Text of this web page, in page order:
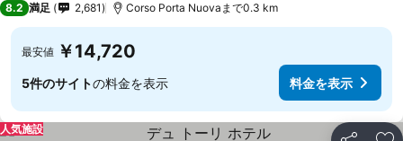
8.2 満足 2,681 Corso Porta Nuovaまで0.3 km
最安値 ￥14,720
5件のサイトの料金を表示 料金を表示
人気施設